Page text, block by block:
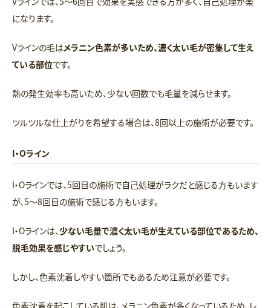
になります。
Vラインの毛はメラニン色素が多いため、濃く太い毛が密集して生え
ている部位です。
熱の発生効率も高いため、少ない回数でも毛量を減らせます。
ツルツルな仕上がりを希望する場合は、8回以上の施術が必要です。
I・Oライン
I・Oラインでは、5回目の施術で自己処理がラクだと感じる方もいます
が、5〜8回目の施術で感じる方もいます。
I・Oラインは、少ない毛量で濃く太い毛が生えている部位であるため、
脱毛効果を感じやすいでしょう。
しかし、色素沈着しやすい箇所でもあるため注意が必要です。
色素沈着を起こしている肌は、メラニン色素が多くなっているため、レ